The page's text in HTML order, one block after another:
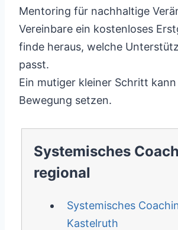
Mentoring für nachhaltige
Vereinbare ein kostenloses
finde heraus, welche
passt.
Ein mutiger kleiner Schritt kann
Bewegung setzen.
Systemisches
regional
Systemisches
Kastelruth